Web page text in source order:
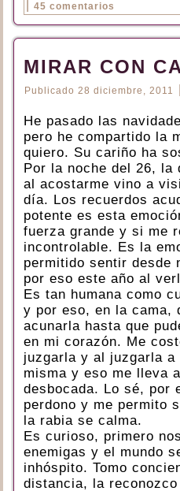
45 comentarios
MIRAR CON
Publicado 28 diciembre, 2011
He pasado las
pero he compartido la
quiero. Su cariño ha
Por la noche del 26, la
al acostarme vino a
día. Los recuerdos
potente es esta
fuerza grande y si me
incontrolable. Es la
permitido sentir desde
por eso este año al
Es tan humana como
y por eso, en la cama,
acunarla hasta que
en mi corazón. Me
juzgarla y al juzgarla
misma y eso me lleva
desbocada. Lo sé, por
perdono y me permito
la rabia se calma.
Es curioso, primero
enemigas y el mundo
inhóspito. Tomo
distancia, la